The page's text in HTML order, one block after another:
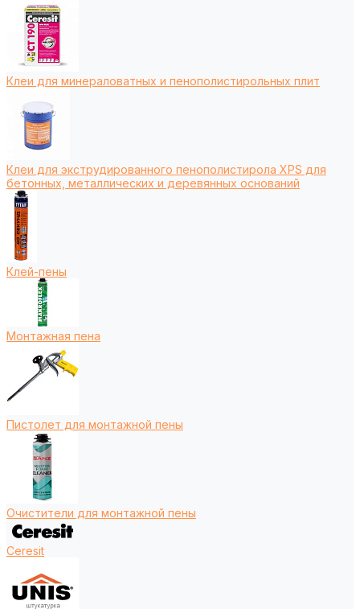
Клеи для минераловатных и пенополистирольных плит
Клеи для экструдированного пенополистирола XPS для
бетонных, металлических и деревянных оснований
Клей-пены
Монтажная пена
Пистолет для монтажной пены
Очистители для монтажной пены
Ceresit